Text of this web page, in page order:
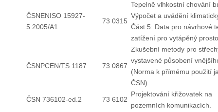
ČSNENISO 15927-
5:2005/A1
73 0315
Tepelně vlhkostní chování
Výpočet a uvádění
Část 5: Data pro návrhové
zatížení pro vytápěný
ČSNPCEN/TS 1187 73 0867
Zkušební metody pro
vystavené působení
(Norma k přímému použití
ČSN).
ČSN 736102-ed.2 73 6102
Projektování křižovatek na
pozemních komunikacích.